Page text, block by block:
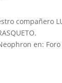
compañero
en: